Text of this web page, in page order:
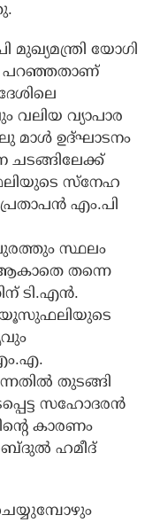
യോഗി
പറഞ്ഞതാണ്
വലിയ വ്യാപാര
മാള്‍ ഉദ്ഘാടനം
ചടങ്ങിലേക്ക്
സ്‌നേഹ
എം.പി
സ്ഥലം
തന്നെ
ടി.എന്‍.
യൂസുഫലിയുടെ
തുടങ്ങി
സഹോദരന്‍
കാരണം
ഹമീദ്